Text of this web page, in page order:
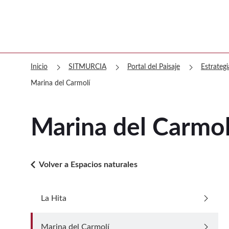
Inicio chevron_right SITMURCIA chevron_right Portal del Paisaje chevron_right
Marina del Carmolí
Marina del
arrow_back_ios Volver a Espacios naturales
La Hita
Ir a La Hita
arrow_forward_ios
Marina del Carmolí arrow_forward_ios